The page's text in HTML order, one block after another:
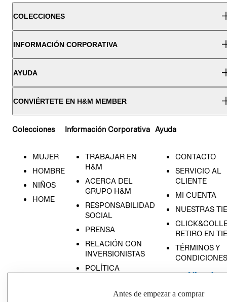
COLECCIONES
INFORMACIÓN CORPORATIVA
AYUDA
CONVIÉRTETE EN H&M MEMBER
Colecciones
MUJER
HOMBRE
NIÑOS
HOME
Información Corporativa
TRABAJAR EN
H&M
ACERCA DEL
GRUPO H&M
RESPONSABILIDAD
SOCIAL
PRENSA
RELACIÓN CON
INVERSIONISTAS
POLÍTICA
Ayuda
CONTACTO
SERVICIO AL
CLIENTE
MI CUENTA
NUESTRAS
RETIRO EN
TÉRMINOS Y
CONDICIONES
Antes de empezar a comprar